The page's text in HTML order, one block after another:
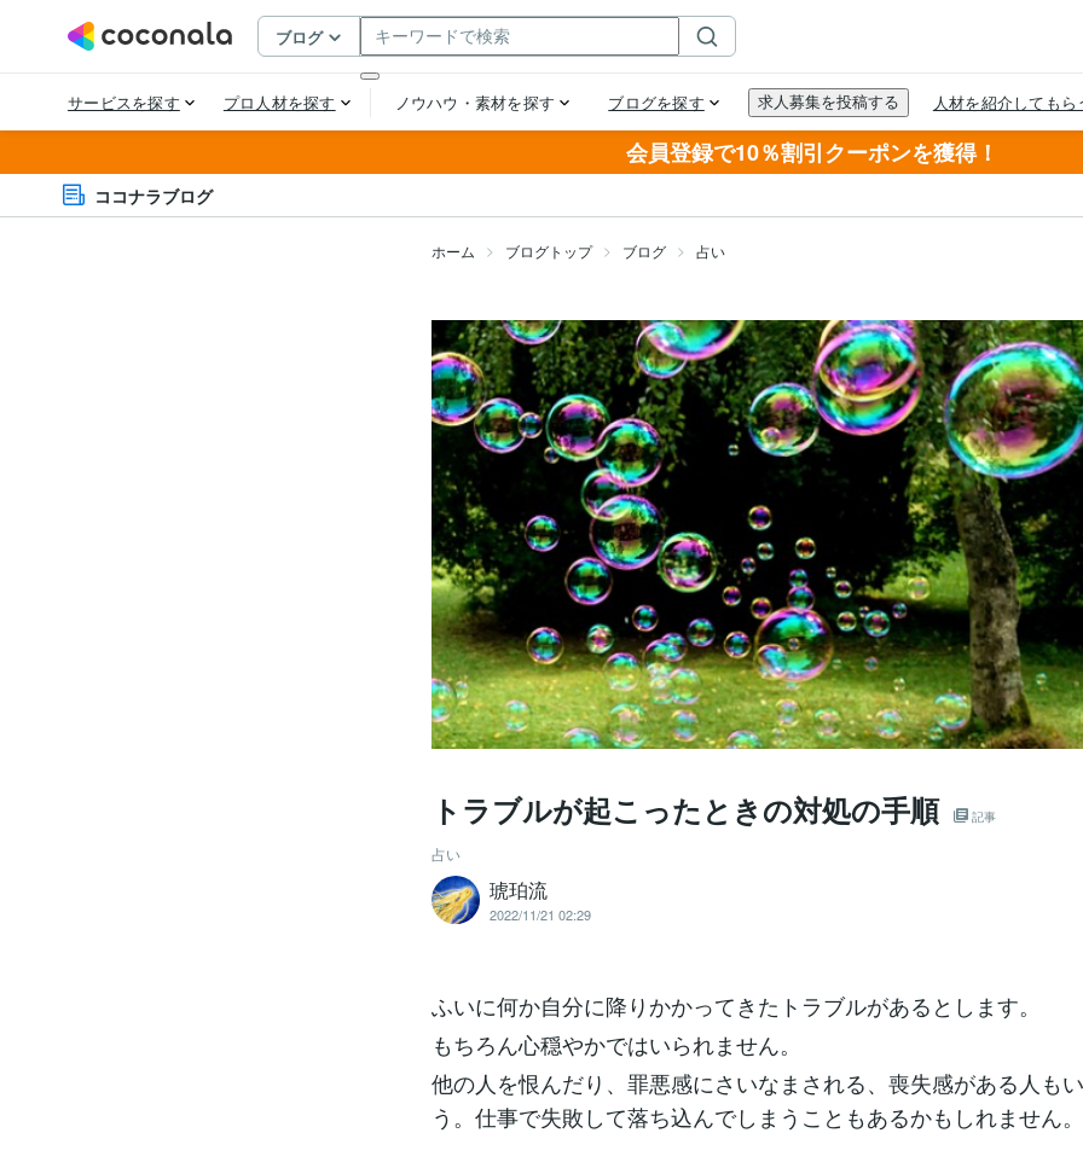
会員登録で10％割引クーポンを獲得！
ココナラブログ
ホーム ブログトップ ブログ 占い
トラブルが起こったときの対処の手順 記事
占い
琥珀流
2022/11/21 02:29
ふいに何か自分に降りかかってきたトラブルがあるとします。
もちろん心穏やかではいられません。
他の人を恨んだり、罪悪感にさいなまされる、喪失感がある人も
う。仕事で失敗して落ち込んでしまうこともあるかもしれません。